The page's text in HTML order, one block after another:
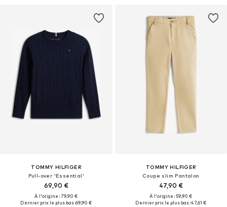
TOMMY HILFIGER
Pull-over 'Essential'
69,90 €
À l'origine : 79,90 €
Dernier prix le plus bas :69,90 €
TOMMY HILFIGER
Coupe slim Pantalon
47,90 €
À l'origine : 59,90 €
Dernier prix le plus bas :47,61 €